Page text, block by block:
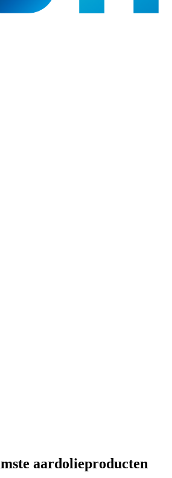
aardolieproducten